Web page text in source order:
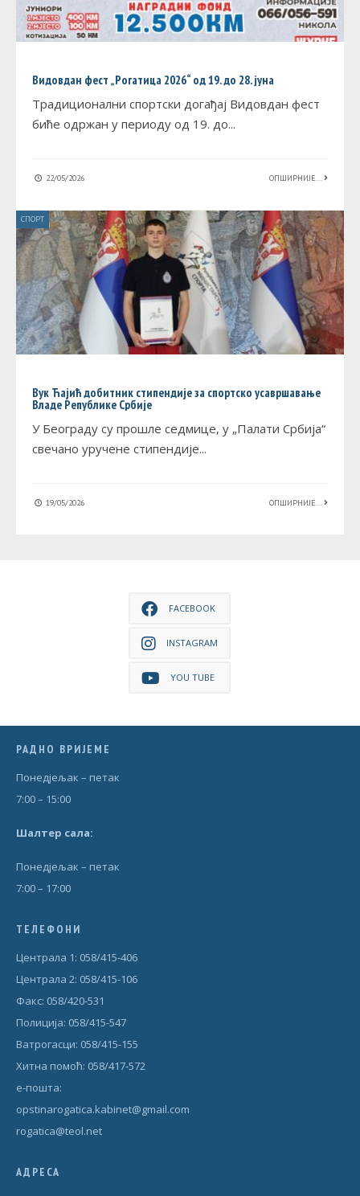
Видовдан фест „Рогатица 2026“ од 19. до 28. јуна
Традиционални спортски догађај Видовдан фест
биће одржан у периоду од 19. до...
22/05/2026 ОПШИРНИЈЕ...
СПОРТ
Вук Ћајић добитник стипендије за спортско усавршавање
Владе Републике Србије
У Београду су прошле седмице, у „Палати Србија“
свечано уручене стипендије...
19/05/2026 ОПШИРНИЈЕ...
FACEBOOK
INSTAGRAM
YOU TUBE
РАДНО ВРИЈЕМЕ
Понедjељак – петак
7:00 – 15:00
Шалтер сала:
Понедjељак – петак
7:00 – 17:00
ТЕЛЕФОНИ
Централа 1: 058/415-406
Централа 2: 058/415-106
Факс: 058/420-531
Полиција: 058/415-547
Ватрогасци: 058/415-155
Хитна помоћ: 058/417-572
е-пошта:
opstinarogatica.kabinet@gmail.com
rogatica@teol.net
АДРЕСА